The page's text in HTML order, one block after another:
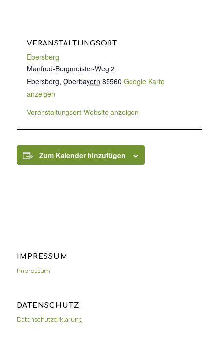
VERANSTALTUNGSORT
Ebersberg
Manfred-Bergmeister-Weg 2
Ebersberg, Oberbayern 85560 Google Karte
anzeigen
Veranstaltungsort-Website anzeigen
Zum Kalender hinzufügen
IMPRESSUM
Impressum
DATENSCHUTZ
Datenschutzerklärung